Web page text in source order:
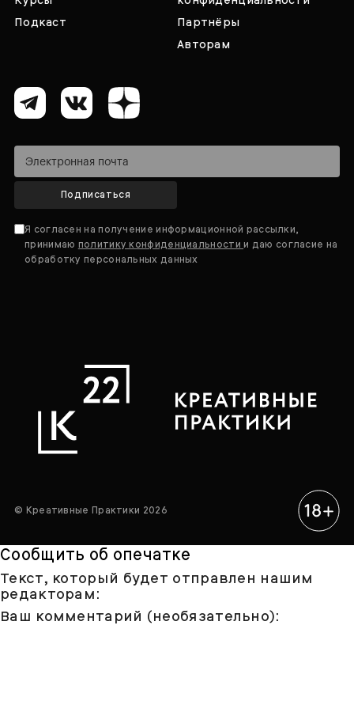
Подкаст
Партнёры
Авторам
Подписаться
Я согласен на получение информационной рассылки,
принимаю политику конфиденциальностии даю согласие на
обработку персональных данных
© Креативные Практики 2026
Сообщить об опечатке
Текст, который будет отправлен нашим
редакторам:
Ваш комментарий (необязательно):